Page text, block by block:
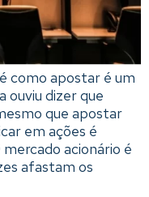
como apostar é um
ouviu dizer que
que apostar
em ações é
acionário é
afastam os